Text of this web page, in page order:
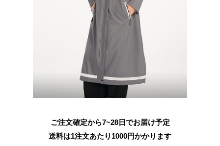
ご注文確定から7~28日でお届け予定
送料は1注文あたり 1000円かかります